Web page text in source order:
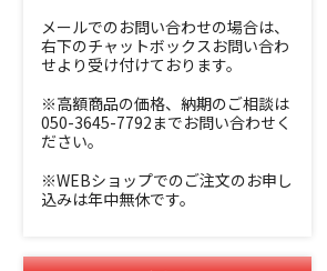
メールでのお問い合わせの場合は、
右下のチャットボックスお問い合わ
せより受け付けております。
※高額商品の価格、納期のご相談は
050-3645-7792までお問い合わせく
ださい。
※WEBショップでのご注文のお申し
込みは年中無休です。